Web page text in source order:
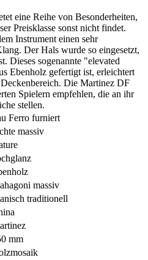
eine Reihe von Besonderheiten,
Preisklasse sonst nicht findet.
Instrument einen sehr
Der Hals wurde so eingesetzt,
Dieses sogenannte "elevated
Ebenholz gefertigt ist, erleichtert
Die Martinez DF
Spielern empfehlen, die an ihr
stellen.
Ferro furniert
massiv
massiv
traditionell
mm